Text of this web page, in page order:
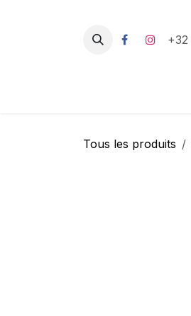
Tous les produits